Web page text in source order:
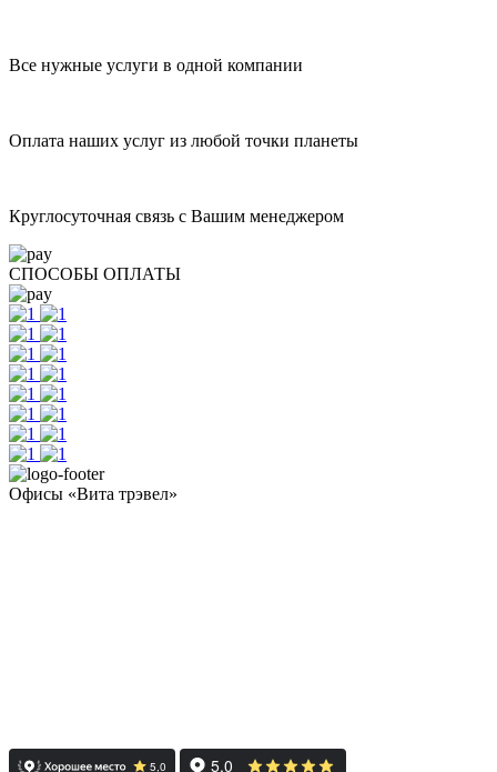
Все нужные услуги в одной компании
Оплата наших услуг из любой точки планеты
Круглосуточная связь с Вашим менеджером
СПОСОБЫ ОПЛАТЫ
Офисы «Вита трэвел»